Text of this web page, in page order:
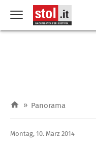
» Panorama
Montag, 10. März 2014